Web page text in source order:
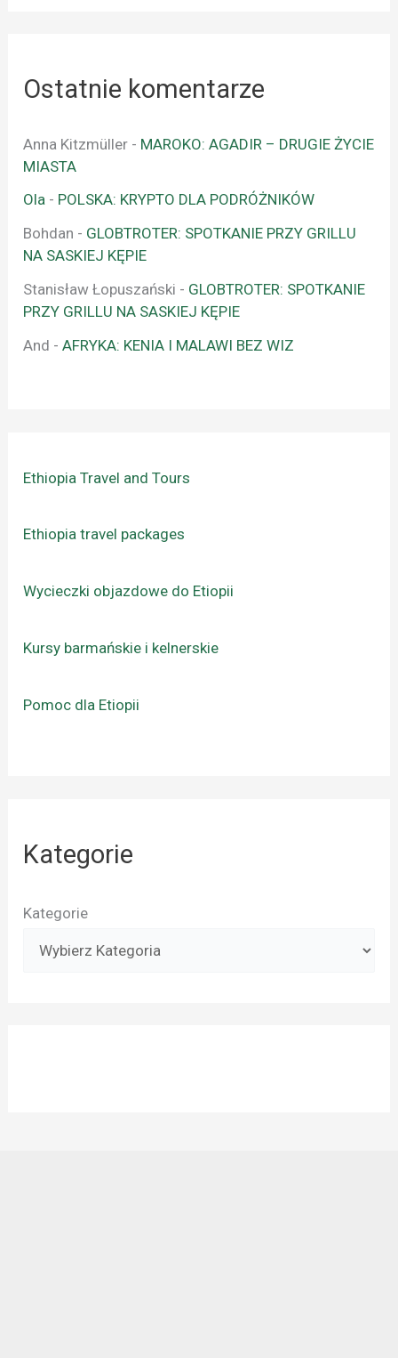
Ostatnie komentarze
Anna Kitzmüller - MAROKO: AGADIR – DRUGIE ŻYCIE
MIASTA
Ola - POLSKA: KRYPTO DLA PODRÓŻNIKÓW
Bohdan - GLOBTROTER: SPOTKANIE PRZY GRILLU
NA SASKIEJ KĘPIE
Stanisław Łopuszański - GLOBTROTER: SPOTKANIE
PRZY GRILLU NA SASKIEJ KĘPIE
And -AFRYKA: KENIA I MALAWI BEZ WIZ
Ethiopia Travel and Tours
Ethiopia travel packages
Wycieczki objazdowe do Etiopii
Kursy barmańskie i kelnerskie
Pomoc dla Etiopii
Kategorie
Kategorie